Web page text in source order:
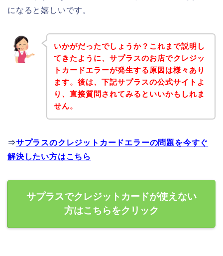
になると嬉しいです。
いかがだったでしょうか？これまで説明し
てきたように、サプラスのお店でクレジッ
トカードエラーが発生する原因は様々あり
ます。後は、下記サプラスの公式サイトよ
り、直接質問されてみるといいかもしれま
せん。
⇒サプラスのクレジットカードエラーの問題を今すぐ
解決したい方はこちら
サプラスでクレジットカードが使えない
方はこちらをクリック